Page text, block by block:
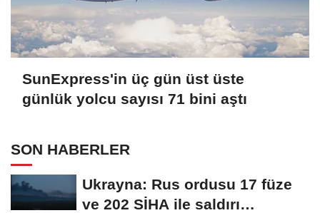
SunExpress'in üç gün üst üste
günlük yolcu sayısı 71 bini aştı
SON HABERLER
Ukrayna: Rus ordusu 17 füze
ve 202 SİHA ile saldırı